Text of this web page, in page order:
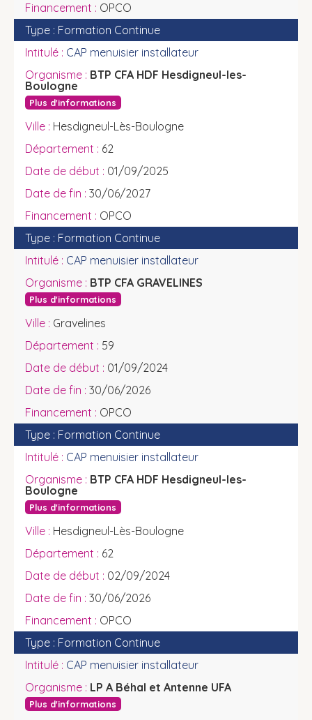
OPCO
Formation Continue
CAP menuisier installateur
BTP CFA HDF Hesdigneul-les-
Boulogne
Plus d'informations
Hesdigneul-Lès-Boulogne
62
01/09/2025
30/06/2027
OPCO
Formation Continue
CAP menuisier installateur
BTP CFA GRAVELINES
Plus d'informations
Gravelines
59
01/09/2024
30/06/2026
OPCO
Formation Continue
CAP menuisier installateur
BTP CFA HDF Hesdigneul-les-
Boulogne
Plus d'informations
Hesdigneul-Lès-Boulogne
62
02/09/2024
30/06/2026
OPCO
Formation Continue
CAP menuisier installateur
LP A Béhal et Antenne UFA
Plus d'informations